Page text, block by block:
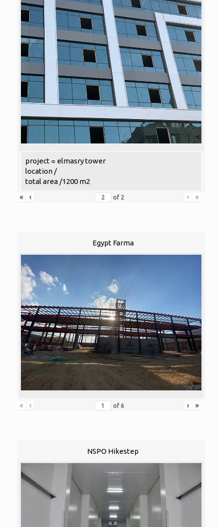
project = elmasry tower
location /
total area /1200 m2
«
‹ of 2 › »
Egypt Farma
« ‹ of 6 › »
NSPO Hikestep